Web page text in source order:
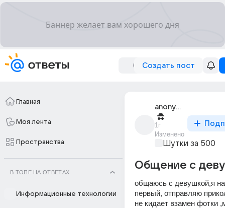
Создать пост
Главная
Моя лента
Пространства
В ТОПЕ НА ОТВЕТАХ
Информационные технологии
anonymous
1г
Изменено
Шутки за 500
Общение с
общаюсь с девушкой,я
первый, отправляю
не кидает взамен фотки